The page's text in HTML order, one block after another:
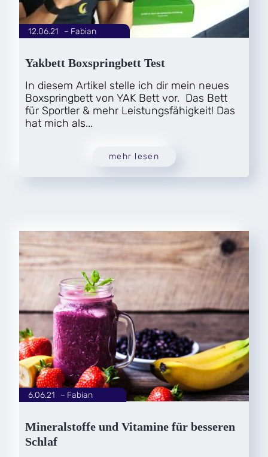
Yakbett Boxspringbett Test
Fabian
12.06.21
In diesem Artikel stelle ich dir mein neues
Boxspringbett von YAK Bett vor. Das Bett
für Sportler & mehr Leistungsfähigkeit! Das
hat mich als...
mehr lesen
Mineralstoffe und Vitamine für besseren
Schlaf
Fabian
6.06.21